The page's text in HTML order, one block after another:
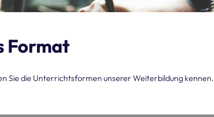
Format
Sie die Unterrichtsformen unserer Weiterbildung kennen.